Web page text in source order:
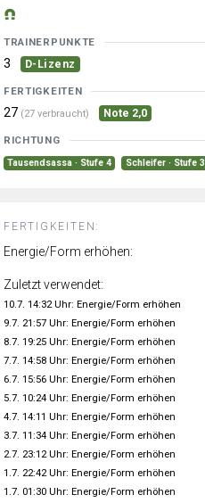
TRAINERPUNKTE
3 D-Lizenz
FERTIGKEITEN
27 (27 verbraucht) Note 2,0
RICHTUNG
Tausendsassa · Stufe 4 Schleifer · Stufe 3
FERTIGKEITEN:
Energie/Form erhöhen:
Zuletzt verwendet:
10.7. 14:32 Uhr: Energie/Form erhöhen
9.7. 21:57 Uhr: Energie/Form erhöhen
8.7. 19:25 Uhr: Energie/Form erhöhen
7.7. 14:58 Uhr: Energie/Form erhöhen
6.7. 15:56 Uhr: Energie/Form erhöhen
5.7. 10:24 Uhr: Energie/Form erhöhen
4.7. 14:11 Uhr: Energie/Form erhöhen
3.7. 11:34 Uhr: Energie/Form erhöhen
2.7. 23:12 Uhr: Energie/Form erhöhen
1.7. 22:42 Uhr: Energie/Form erhöhen
1.7. 01:30 Uhr: Energie/Form erhöhen